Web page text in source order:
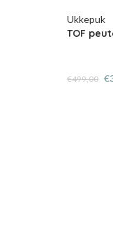
Ukkepuk
TOF
€499,00